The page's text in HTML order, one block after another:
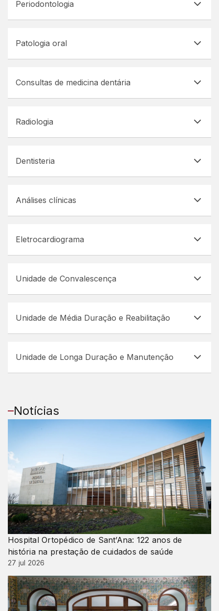
Periodontologia
Patologia oral
Consultas de medicina dentária
Radiologia
Dentisteria
Análises clínicas
Eletrocardiograma
Unidade de Convalescença
Unidade de Média Duração e Reabilitação
Unidade de Longa Duração e Manutenção
Notícias
Hospital Ortopédico de Sant’Ana: 122 anos de
história na prestação de cuidados de saúde
27 jul 2026